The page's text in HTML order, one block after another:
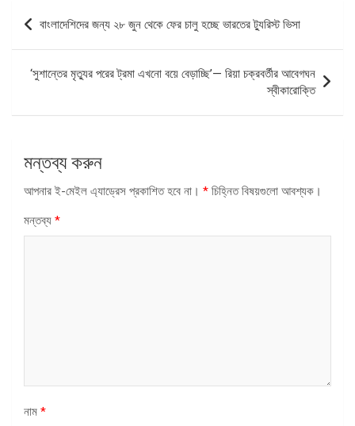
পোস্ট
ন্যাভিগেশন
বাংলাদেশিদের জন্য ২৮ জুন থেকে ফের চালু হচ্ছে ভারতের ট্যুরিস্ট ভিসা
‘সুশান্তের মৃত্যুর পরের ট্রমা এখনো বয়ে বেড়াচ্ছি’— রিয়া চক্রবর্তীর আবেগঘন
স্বীকারোক্তি
মন্তব্য করুন
আপনার ই-মেইল এ্যাড্রেস প্রকাশিত হবে না। * চিহ্নিত বিষয়গুলো আবশ্যক।
মন্তব্য *
নাম *